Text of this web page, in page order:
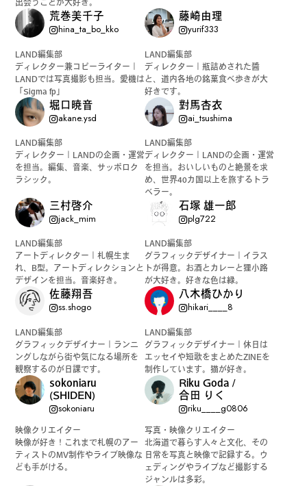
出会うことが大好き。
荒巻美千子
hina_ta_bo_kko
LAND編集部
ディレクター兼コピーライター｜
LANDでは写真撮影も担当。愛機は
「Sigma fp」
藤崎由理
yurif333
LAND編集部
ディレクター｜瓶詰めされた醬
と、道内各地の銘菓食べ歩きが大
好きです。
堀口暁音
akane.ysd
LAND編集部
ディレクター｜LANDの企画・運営
を担当。編集、音楽、サッポロク
ラシック。
對馬杏衣
ai_tsushima
LAND編集部
ディレクター｜LANDの企画・運営
を担当。おいしいものと絶景を求
め、世界40カ国以上を旅するトラ
ベラー。
三村啓介
jack_mim
LAND編集部
アートディレクター｜札幌生ま
れ、B型。アートディレクションと
デザインを担当。音楽好き。
石塚 雄一郎
plg722
LAND編集部
グラフィックデザイナー｜イラス
トが得意。お酒とカレーと狸小路
が大好き。好きな色は緑。
佐藤翔吾
ss.shogo
LAND編集部
グラフィックデザイナー｜ランニ
ングしながら街や気になる場所を
観察するのが日課です。
八木橋ひかり
hikari____8
LAND編集部
グラフィックデザイナー｜休日は
エッセイや短歌をまとめたZINEを
制作しています。猫が好き。
sokoniaru
(SHIDEN)
sokoniaru
映像クリエイター
映像が好き！これまで札幌のアー
ティストのMV制作やライブ映像な
ども手がける。
Riku Goda /
合田 りく
riku____g0806
写真・映像クリエイター
北海道で暮らす人々と文化、その
日常を写真と映像で記録する。ウ
ェディングやライブなど撮影する
ジャンルは多彩。